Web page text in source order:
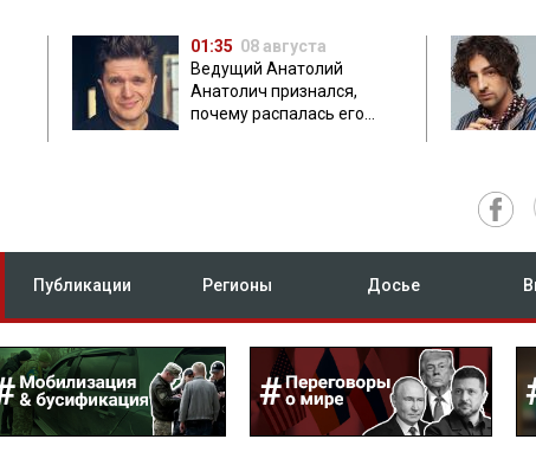
01:35 08 августа
Ведущий Анатолий
Анатолич признался,
почему распалась его
Публикации Регионы Досье